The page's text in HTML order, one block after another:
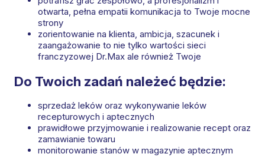
otwarta, pełna empatii komunikacja to Twoje mocne
strony
zorientowanie na klienta, ambicja, szacunek i
zaangażowanie to nie tylko wartości sieci
franczyzowej Dr.Max ale również Twoje
Do Twoich zadań należeć będzie:
sprzedaż leków oraz wykonywanie leków
recepturowych i aptecznych
prawidłowe przyjmowanie i realizowanie recept oraz
zamawianie towaru
monitorowanie stanów w magazynie aptecznym